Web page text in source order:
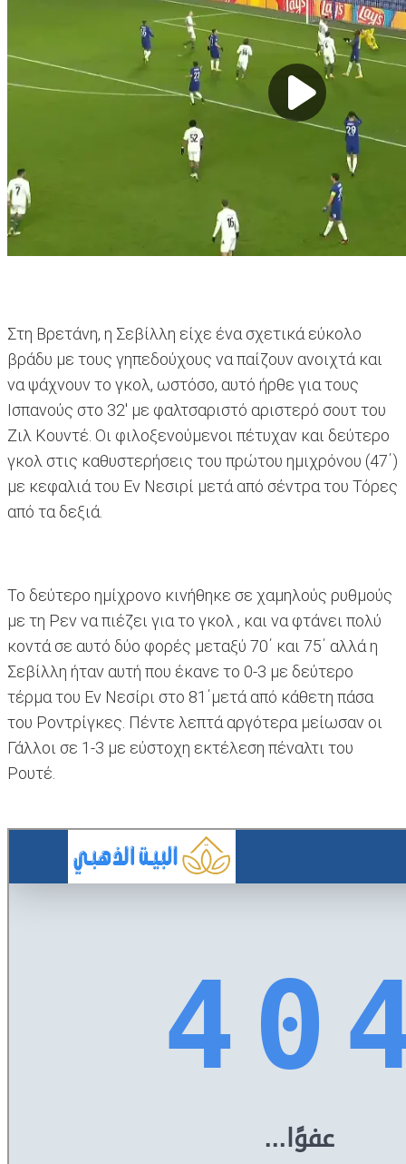
Στη Βρετάνη, η Σεβίλλη είχε ένα σχετικά εύκολο
βράδυ με τους γηπεδούχους να παίζουν ανοιχτά και
να ψάχνουν το γκολ, ωστόσο, αυτό ήρθε για τους
Ισπανούς στο 32' με φαλτσαριστό αριστερό σουτ του
Ζιλ Κουντέ. Οι φιλοξενούμενοι πέτυχαν και δεύτερο
γκολ στις καθυστερήσεις του πρώτου ημιχρόνου (47΄)
με κεφαλιά του Εν Νεσιρί μετά από σέντρα του Τόρες
από τα δεξιά.
Το δεύτερο ημίχρονο κινήθηκε σε χαμηλούς ρυθμούς
με τη Ρεν να πιέζει για το γκολ , και να φτάνει πολύ
κοντά σε αυτό δύο φορές μεταξύ 70΄ και 75΄ αλλά η
Σεβίλλη ήταν αυτή που έκανε το 0-3 με δεύτερο
τέρμα του Εν Νεσίρι στο 81΄μετά από κάθετη πάσα
του Ροντρίγκες. Πέντε λεπτά αργότερα μείωσαν οι
Γάλλοι σε 1-3 με εύστοχη εκτέλεση πέναλτι του
Ρουτέ.